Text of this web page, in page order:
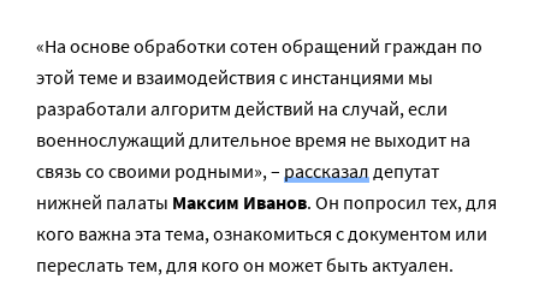
«На основе обработки сотен обращений граждан по
этой теме и взаимодействия с инстанциями мы
разработали алгоритм действий на случай, если
военнослужащий длительное время не выходит на
связь со своими родными», – рассказалдепутат
нижней палаты Максим Иванов. Он попросил тех, для
кого важна эта тема, ознакомиться с документом или
переслать тем, для кого он может быть актуален.